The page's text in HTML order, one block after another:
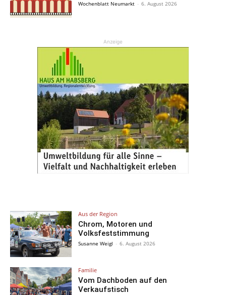
Wochenblatt Neumarkt - 6. August 2026
Anzeige
Aus der Region
Chrom, Motoren und
Volksfeststimmung
Susanne Weigl - 6. August 2026
Familie
Vom Dachboden auf den
Verkaufstisch